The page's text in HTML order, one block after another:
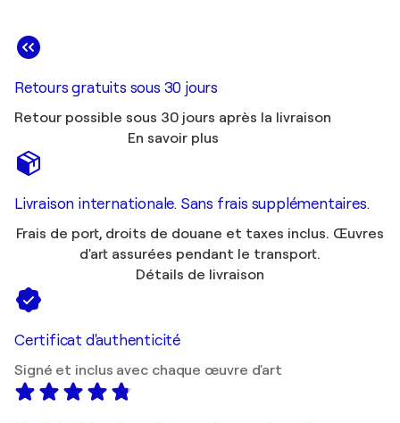
Retours gratuits sous 30 jours
Retour possible sous 30 jours après la livraison
En savoir plus
Livraison internationale. Sans frais supplémentaires.
Frais de port, droits de douane et taxes inclus. Œuvres
d'art assurées pendant le transport.
Détails de livraison
Certificat d'authenticité
Signé et inclus avec chaque œuvre d'art